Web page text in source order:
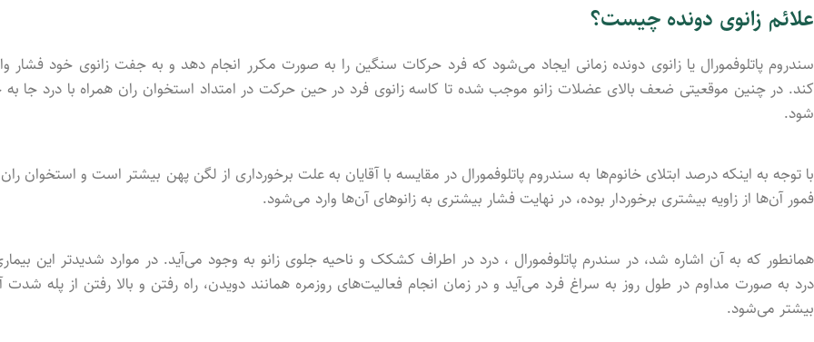
علائم زانوی دونده چیست؟
سندروم پاتلوفمورال یا زانوی دونده زمانی ایجاد می‌شود که فرد حرکات سنگین را به صورت مکرر انجام دهد و به جفت زانوی خود فشار
کند. در چنین موقعیتی ضعف بالای عضلات زانو موجب شده تا کاسه زانوی فرد در حین حرکت در امتداد استخوان ران همراه با درد جا به
شود.
با توجه به اینکه درصد ابتلای خانوم‌ها به سندروم پاتلوفمورال در مقایسه با آقایان به علت برخورداری از لگن پهن بیشتر است و استخوان ران
فمور آن‌ها از زاویه بیشتری برخوردار بوده، در نهایت فشار بیشتری به زانوهای آن‌ها وارد می‌شود.
همانطور که به آن اشاره شد، در سندرم پاتلوفمورال ، درد در اطراف کشکک و ناحیه جلوی زانو به وجود می‌آید. در موارد شدیدتر این
درد به صورت مداوم در طول روز به سراغ فرد می‌آید و در زمان انجام فعالیت‌های روزمره همانند دویدن، راه رفتن و بالا رفتن از پله شدت
بیشتر می‌شود.